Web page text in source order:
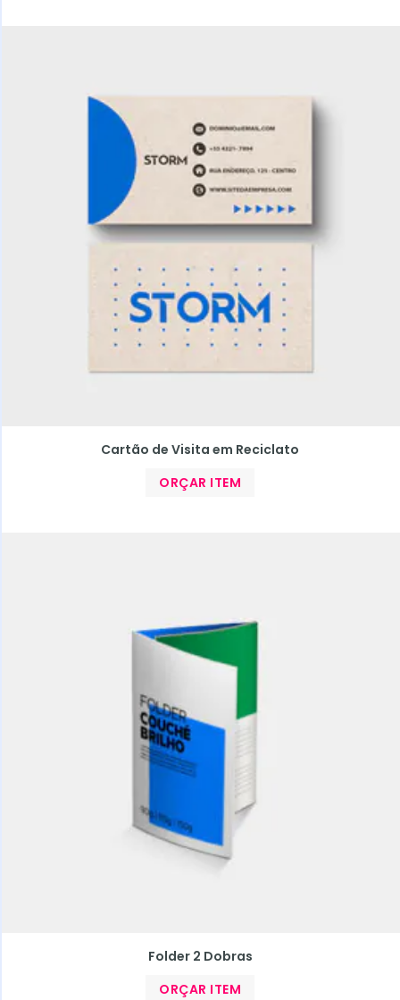
Cartão de Visita em Reciclato
ORÇAR ITEM
Folder 2 Dobras
ORÇAR ITEM